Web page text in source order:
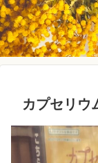
カプセリウ